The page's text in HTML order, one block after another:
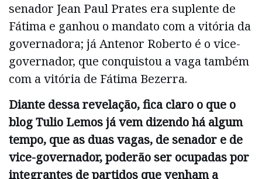
senador Jean Paul Prates era suplente de
Fátima e ganhou o mandato com a vitória da
governadora; já Antenor Roberto é o vice-
governador, que conquistou a vaga também
com a vitória de Fátima Bezerra.
Diante dessa revelação, fica claro o que o
blog Tulio Lemos já vem dizendo há algum
tempo, que as duas vagas, de senador e de
vice-governador, poderão ser ocupadas por
integrantes de partidos que venham a